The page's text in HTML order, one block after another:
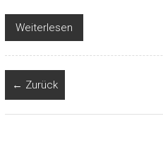
Weiterlesen
← Zurück